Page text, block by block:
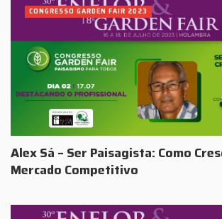
Alex Sá – Ser Paisagista: Como
Mercado Competitivo
CONGRESSO GARDEN FAIR 2023